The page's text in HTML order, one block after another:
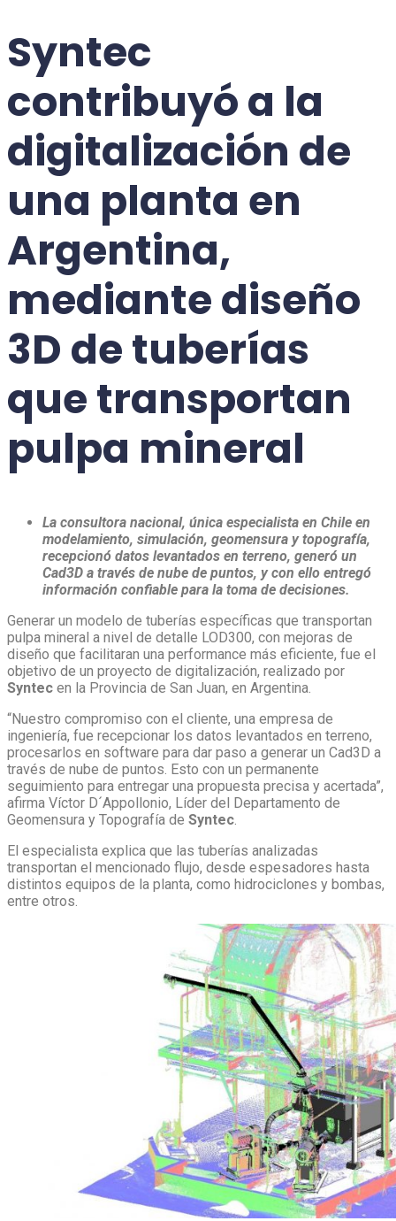
Syntec
contribuyó a la
digitalización de
una planta en
Argentina,
mediante diseño
3D de tuberías
que transportan
pulpa mineral
La consultora nacional, única especialista en Chile en
modelamiento, simulación, geomensura y topografía,
recepcionó datos levantados en terreno, generó un
Cad3D a través de nube de puntos, y con ello entregó
información confiable para la toma de decisiones.
Generar un modelo de tuberías específicas que transportan
pulpa mineral a nivel de detalle LOD300, con mejoras de
diseño que facilitaran una performance más eficiente, fue el
objetivo de un proyecto de digitalización, realizado por
Syntec en la Provincia de San Juan, en Argentina.
“Nuestro compromiso con el cliente, una empresa de
ingeniería, fue recepcionar los datos levantados en terreno,
procesarlos en software para dar paso a generar un Cad3D a
través de nube de puntos. Esto con un permanente
seguimiento para entregar una propuesta precisa y acertada”,
afirma Víctor D´Appollonio, Líder del Departamento de
Geomensura y Topografía de Syntec.
El especialista explica que las tuberías analizadas
transportan el mencionado flujo, desde espesadores hasta
distintos equipos de la planta, como hidrociclones y bombas,
entre otros.